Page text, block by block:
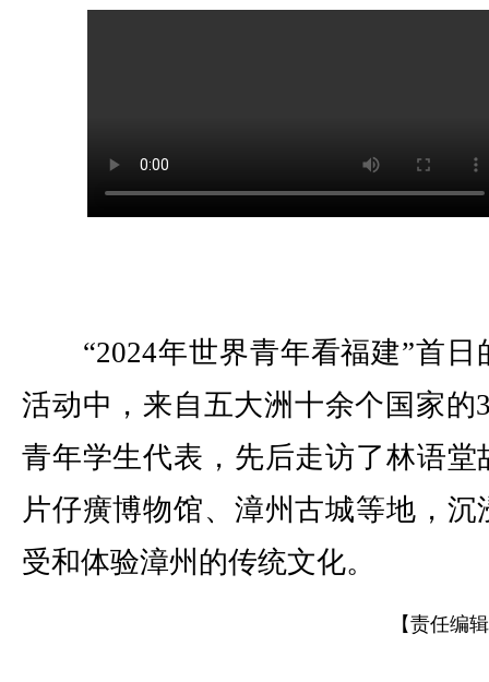
“2024年世界青年看福建”首日
活动中，来自五大洲十余个国家的
青年学生代表，先后走访了林语堂
片仔癀博物馆、漳州古城等地，沉
受和体验漳州的传统文化。
【责任编